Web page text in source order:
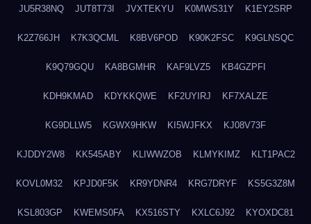
JU5R38NQ JUT8T73I JVXTEKYU K0MWS31Y K1EY2SRP
K2Z766JH K7K3QCML K8BV6POD K90K2FSC K9GLNSQC
K9Q79GQU KA8BGMHR KAF9LVZ5 KB4GZPFI
KDH9KMAD KDYKKQWE KF2UYIRJ KF7XALZE
KG9DLLW5 KGWX9HKW KI5WJFKX KJ08V73F
KJDDY2W8 KK545ABY KLIWWZOB KLMYKIMZ KLT1PAC2
KOVL0M32 KPJD0F5K KR9YDNR4 KRG7DRYF KS5G3Z8M
KSL803GP KWEMS0FA KX516STY KXLC6J92 KYOXDC81